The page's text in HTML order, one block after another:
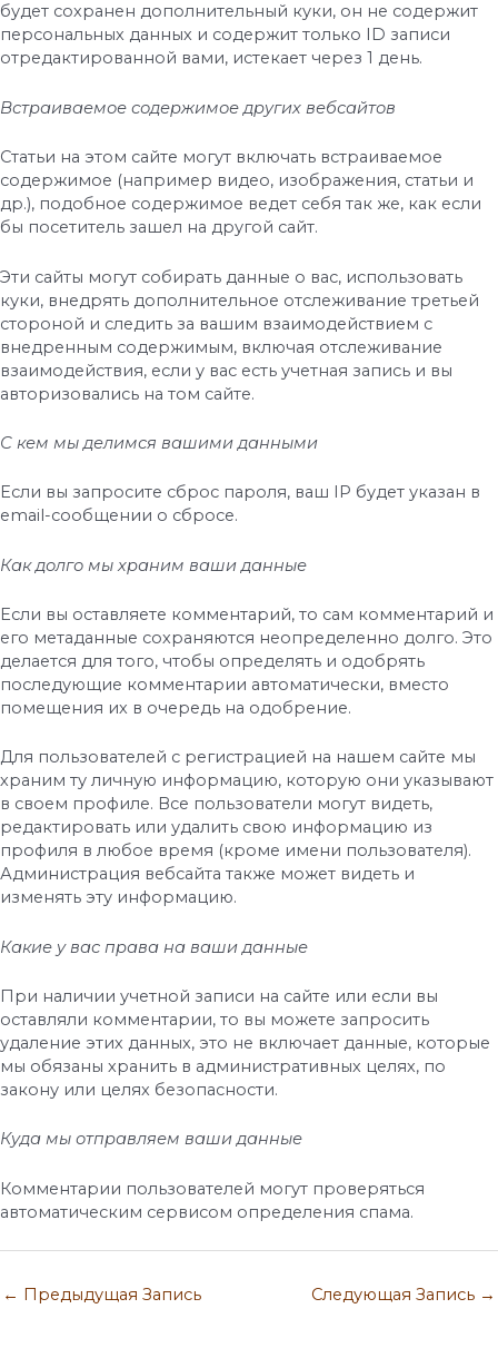
будет сохранен дополнительный куки, он не содержит
персональных данных и содержит только ID записи
отредактированной вами, истекает через 1 день.
Встраиваемое содержимое других вебсайтов
Статьи на этом сайте могут включать встраиваемое
содержимое (например видео, изображения, статьи и
др.), подобное содержимое ведет себя так же, как если
бы посетитель зашел на другой сайт.
Эти сайты могут собирать данные о вас, использовать
куки, внедрять дополнительное отслеживание третьей
стороной и следить за вашим взаимодействием с
внедренным содержимым, включая отслеживание
взаимодействия, если у вас есть учетная запись и вы
авторизовались на том сайте.
С кем мы делимся вашими данными
Если вы запросите сброс пароля, ваш IP будет указан в
email-сообщении о сбросе.
Как долго мы храним ваши данные
Если вы оставляете комментарий, то сам комментарий и
его метаданные сохраняются неопределенно долго. Это
делается для того, чтобы определять и одобрять
последующие комментарии автоматически, вместо
помещения их в очередь на одобрение.
Для пользователей с регистрацией на нашем сайте мы
храним ту личную информацию, которую они указывают
в своем профиле. Все пользователи могут видеть,
редактировать или удалить свою информацию из
профиля в любое время (кроме имени пользователя).
Администрация вебсайта также может видеть и
изменять эту информацию.
Какие у вас права на ваши данные
При наличии учетной записи на сайте или если вы
оставляли комментарии, то вы можете запросить
удаление этих данных, это не включает данные, которые
мы обязаны хранить в административных целях, по
закону или целях безопасности.
Куда мы отправляем ваши данные
Комментарии пользователей могут проверяться
автоматическим сервисом определения спама.
← Предыдущая Запись Следующая Запись →